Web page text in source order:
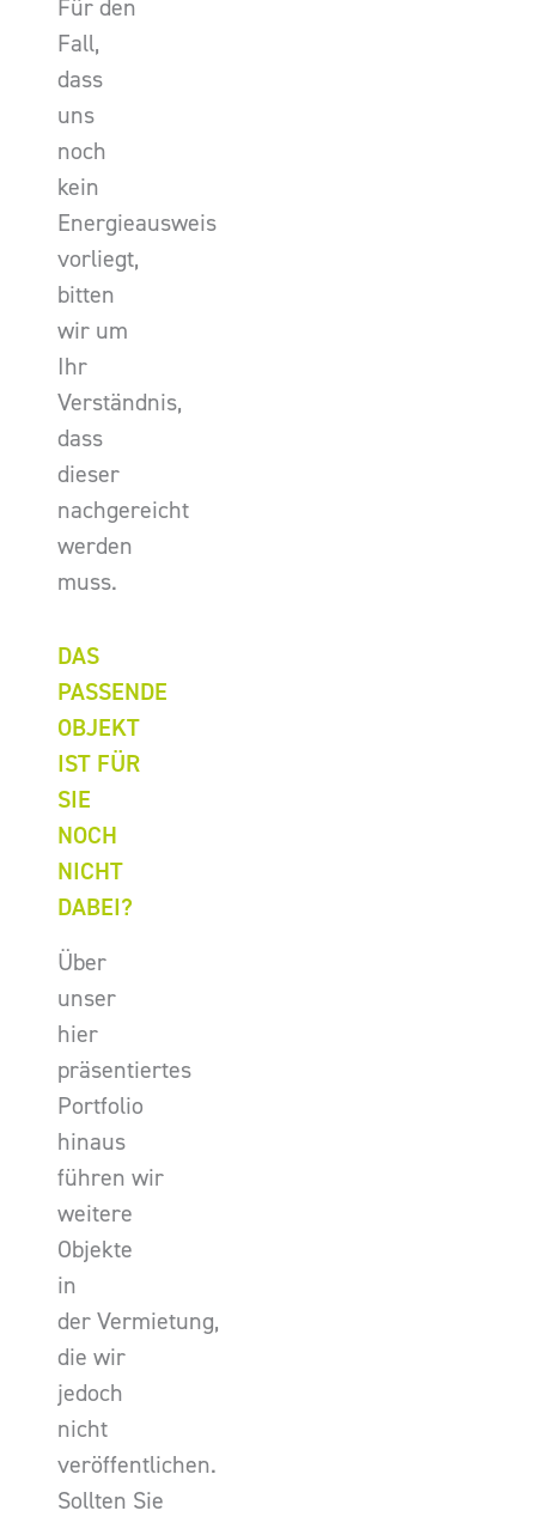
Für den
Fall,
dass
uns
noch
kein
Energieausweis
vorliegt,
bitten
wir um
Ihr
Verständnis,
dass
dieser
nachgereicht
werden
muss.
DAS
PASSENDE
OBJEKT
IST FÜR
SIE
NOCH
NICHT
DABEI?
Über
unser
hier
präsentiertes
Portfolio
hinaus
führen wir
weitere
Objekte
in
der Vermietung,
die wir
jedoch
nicht
veröffentlichen.
Sollten Sie